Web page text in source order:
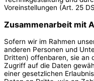
Voreinstellungen (Art. 25
Zusammenarbeit mit
Sofern wir im Rahmen
anderen Personen und
Dritten) offenbaren, sie an
Zugriff auf die Daten
einer gesetzlichen